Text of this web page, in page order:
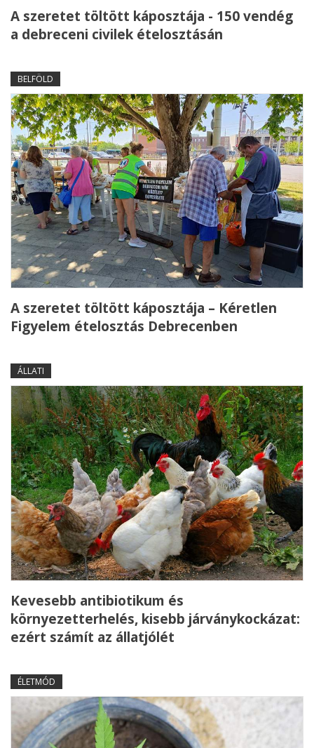
A szeretet töltött káposztája - 150 vendég
a debreceni civilek ételosztásán
BELFÖLD
A szeretet töltött káposztája – Kéretlen
Figyelem ételosztás Debrecenben
ÁLLATI
Kevesebb antibiotikum és
környezetterhelés, kisebb járványkockázat:
ezért számít az állatjólét
ÉLETMÓD